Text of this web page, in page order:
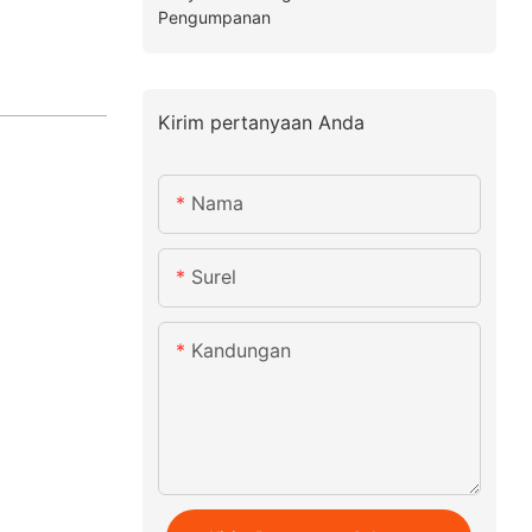
Pengumpanan
Kirim pertanyaan Anda
Nama
Surel
Kandungan